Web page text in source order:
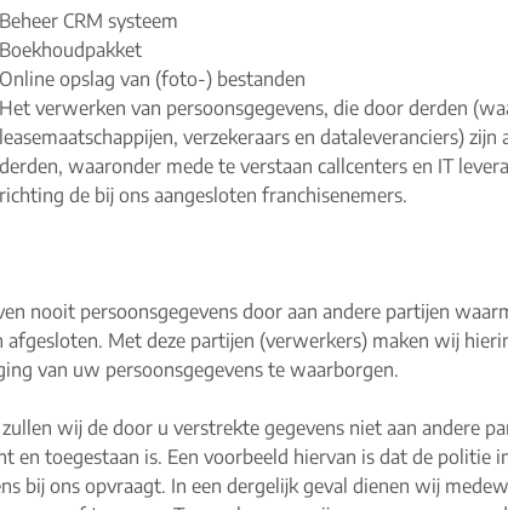
Beheer CRM systeem
Boekhoudpakket
Online opslag van (foto-) bestanden
Het verwerken van persoonsgegevens, die door derden
leasemaatschappijen, verzekeraars en dataleveranciers)
derden, waaronder mede te verstaan callcenters en IT
richting de bij ons aangesloten franchisenemers.
nooit persoonsgegevens door aan andere partijen
afgesloten. Met deze partijen (verwerkers) maken wij
van uw persoonsgegevens te waarborgen.
wij de door u verstrekte gegevens niet aan andere
en toegestaan is. Een voorbeeld hiervan is dat de politie
bij ons opvraagt. In een dergelijk geval dienen wij